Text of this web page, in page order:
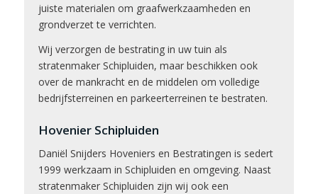
juiste materialen om graafwerkzaamheden en
grondverzet te verrichten.
Wij verzorgen de bestrating in uw tuin als
stratenmaker Schipluiden, maar beschikken ook
over de mankracht en de middelen om volledige
bedrijfsterreinen en parkeerterreinen te bestraten.
Hovenier Schipluiden
Daniël Snijders Hoveniers en Bestratingen is sedert
1999 werkzaam in Schipluiden en omgeving. Naast
stratenmaker Schipluiden zijn wij ook een